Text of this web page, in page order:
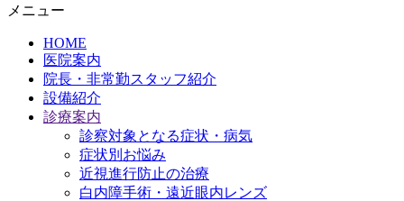
メニュー
HOME
医院案内
院長・非常勤スタッフ紹介
設備紹介
診療案内
診察対象となる症状・病気
症状別お悩み
近視進行防止の治療
白内障手術・遠近眼内レンズ